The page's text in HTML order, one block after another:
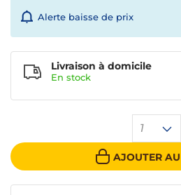
Alerte baisse de prix
1
AJOUTER
Livraison à domicile
En stock